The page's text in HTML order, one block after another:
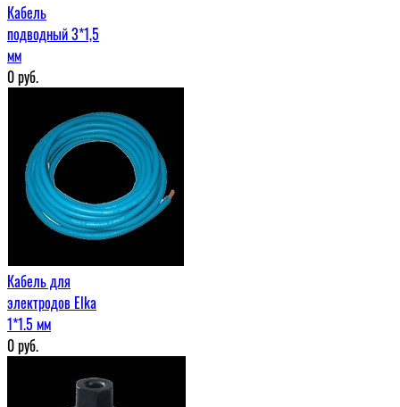
Кабель
подводный 3*1,5
мм
0руб.
Кабель для
электродов Elka
1*1.5 мм
0руб.